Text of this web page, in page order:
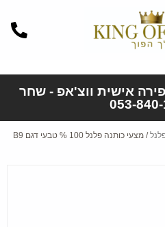
אישית ווצ'אפ - שחר
/ מצעי כותנה פלנל 100 % טבעי דגם B9